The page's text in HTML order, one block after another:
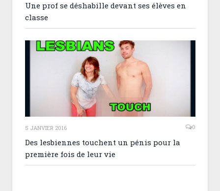
Une prof se déshabille devant ses élèves en
classe
5 JANVIER 2016 0
Des lesbiennes touchent un pénis pour la
première fois de leur vie